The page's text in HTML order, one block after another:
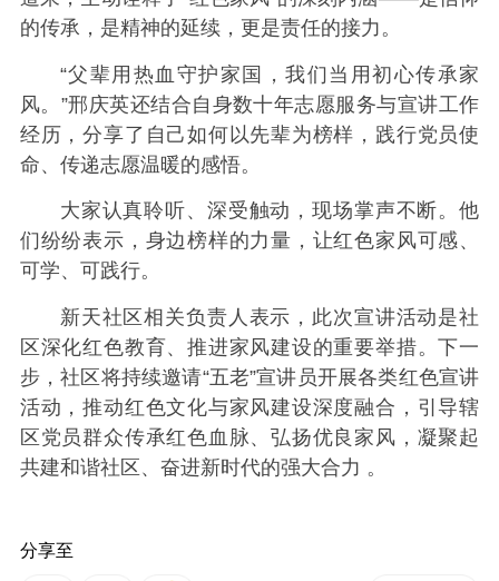
的传承，是精神的延续，更是责任的接力。
“父辈用热血守护家国，我们当用初心传承家
风。”邢庆英还结合自身数十年志愿服务与宣讲工作
经历，分享了自己如何以先辈为榜样，践行党员使
命、传递志愿温暖的感悟。
大家认真聆听、深受触动，现场掌声不断。他
们纷纷表示，身边榜样的力量，让红色家风可感、
可学、可践行。
新天社区相关负责人表示，此次宣讲活动是社
区深化红色教育、推进家风建设的重要举措。下一
步，社区将持续邀请“五老”宣讲员开展各类红色宣讲
活动，推动红色文化与家风建设深度融合，引导辖
区党员群众传承红色血脉、弘扬优良家风，凝聚起
共建和谐社区、奋进新时代的强大合力 。
分享至